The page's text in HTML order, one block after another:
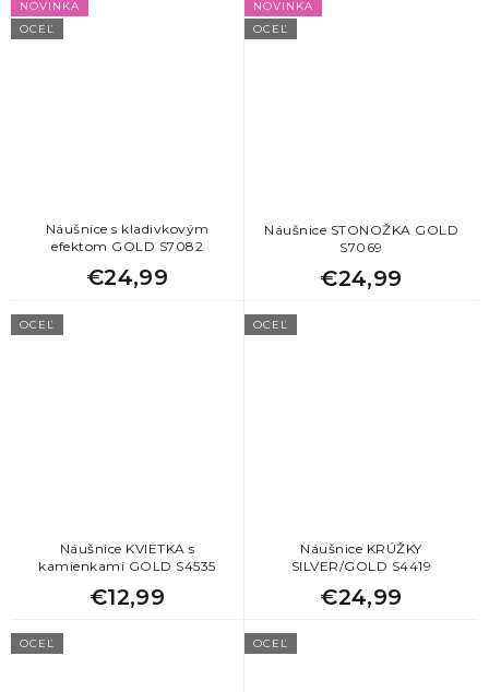
NOVINKA
OCEĽ
Náušnice s kladivkovým
efektom GOLD S7082
€24,99
NOVINKA
OCEĽ
Náušnice STONOŽKA GOLD
S7069
€24,99
OCEĽ
Náušnice KVIETKA s
kamienkami GOLD S4535
€12,99
OCEĽ
Náušnice KRÚŽKY
SILVER/GOLD S4419
€24,99
OCEĽ OCEĽ